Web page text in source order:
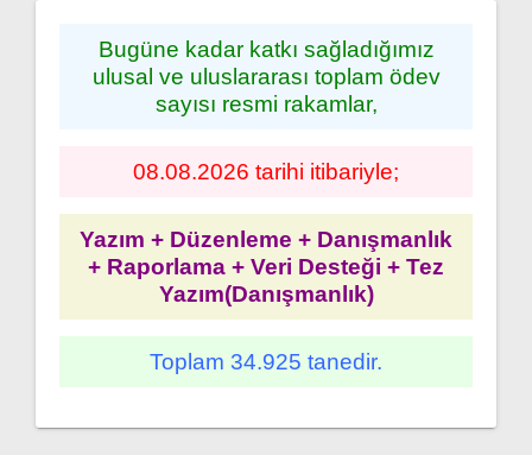
Bugüne kadar katkı sağladığımız
ulusal ve uluslararası toplam ödev
sayısı resmi rakamlar,
08.08.2026 tarihi itibariyle;
Yazım + Düzenleme + Danışmanlık
+ Raporlama + Veri Desteği + Tez
Yazım(Danışmanlık)
Toplam 34.925 tanedir.